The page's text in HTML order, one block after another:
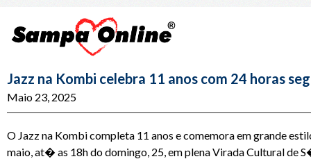
Jazz na Kombi celebra 11 anos com 24 horas
Maio 23, 2025
O Jazz na Kombi completa 11 anos e comemora em grande
maio, at� as 18h do domingo, 25, em plena Virada Cultural